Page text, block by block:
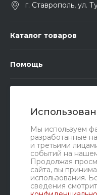
Мы используем
разработанные
и третьими
событий на
Продолжая
сайта, вы
использования.
сведения
г. Ставрополь, ул.
Каталог товаров
Помощь